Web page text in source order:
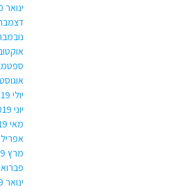
ינואר 2020
דצמבר
נובמבר
אוקטובר
ספטמבר
אוגוסט 2019
יולי 2019
יוני 2019
מאי 2019
אפריל 2019
מרץ 2019
פברואר
ינואר 2019